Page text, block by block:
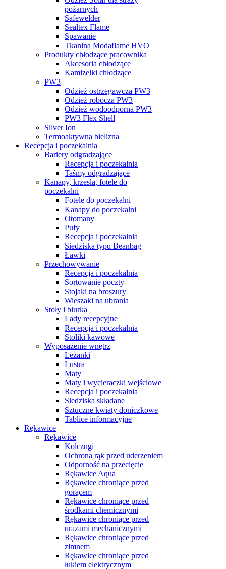
pożarnych
Safewelder
Sealtex Flame
Spawanie
Tkanina Modaflame HVO
Produkty chłodzące pracownika
Akcesoria chłodzące
Kamizelki chłodzące
PW3
Odzież ostrzegawcza PW3
Odzież robocza PW3
Odzież wodoodporna PW3
PW3 Flex Shell
Silver Ion
Termoaktywna bielizna
Recepcja i poczekalnia
Bariery odgradzające
Recepcja i poczekalnia
Taśmy odgradzające
Kanapy, krzesła, fotele do
poczekalni
Fotele do poczekalni
Kanapy do poczekalni
Otomany
Pufy
Recepcja i poczekalnia
Siedziska typu Beanbag
Ławki
Przechowywanie
Recepcja i poczekalnia
Sortowanie poczty
Stojaki na broszury
Wieszaki na ubrania
Stoły i biurka
Lady recepcyjne
Recepcja i poczekalnia
Stoliki kawowe
Wyposażenie wnętrz
Leżanki
Lustra
Maty
Maty i wycieraczki wejściowe
Recepcja i poczekalnia
Siedziska składane
Sztuczne kwiaty doniczkowe
Tablice informacyjne
Rękawice
Rękawice
Kolczugi
Ochrona rąk przed uderzeniem
Odporność na przecięcie
Rękawice Aqua
Rękawice chroniące przed
gorącem
Rękawice chroniące przed
środkami chemicznymi
Rękawice chroniące przed
urazami mechanicznymi
Rękawice chroniące przed
zimnem
Rękawice chroniące przed
łukiem elektrycznym